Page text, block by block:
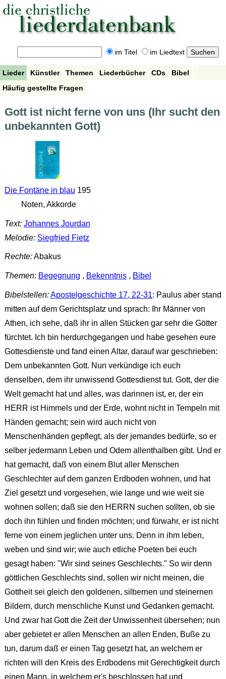
im Titel im Liedtext
Lieder Künstler Themen Liederbücher CDs
Bibel
Häufig gestellte Fragen
Gott ist nicht ferne von uns (Ihr sucht den
unbekannten Gott)
Die Fontäne in blau 195
Noten, Akkorde
Text: Johannes Jourdan
Melodie: Siegfried Fietz
Rechte:Abakus
Themen: Begegnung , Bekenntnis, Bibel
Bibelstellen:Apostelgeschichte 17, 22-31: Paulus aber stand
mitten auf dem Gerichtsplatz und sprach: Ihr Männer von
Athen, ich sehe, daß ihr in allen Stücken gar sehr die Götter
fürchtet. Ich bin herdurchgegangen und habe gesehen eure
Gottesdienste und fand einen Altar, darauf war geschrieben:
Dem unbekannten Gott. Nun verkündige ich euch
denselben, dem ihr unwissend Gottesdienst tut. Gott, der die
Welt gemacht hat und alles, was darinnen ist, er, der ein
HERR ist Himmels und der Erde, wohnt nicht in Tempeln mit
Händen gemacht; sein wird auch nicht von
Menschenhänden gepflegt, als der jemandes bedürfe, so er
selber jedermann Leben und Odem allenthalben gibt. Und er
hat gemacht, daß von einem Blut aller Menschen
Geschlechter auf dem ganzen Erdboden wohnen, und hat
Ziel gesetzt und vorgesehen, wie lange und wie weit sie
wohnen sollen; daß sie den HERRN suchen sollten, ob sie
doch ihn fühlen und finden möchten; und fürwahr, er ist nicht
ferne von einem jeglichen unter uns. Denn in ihm leben,
weben und sind wir; wie auch etliche Poeten bei euch
gesagt haben: "Wir sind seines Geschlechts." So wir denn
göttlichen Geschlechts sind, sollen wir nicht meinen, die
Gottheit sei gleich den goldenen, silbernen und steinernen
Bildern, durch menschliche Kunst und Gedanken gemacht.
Und zwar hat Gott die Zeit der Unwissenheit übersehen; nun
aber gebietet er allen Menschen an allen Enden, Buße zu
tun, darum daß er einen Tag gesetzt hat, an welchem er
richten will den Kreis des Erdbodens mit Gerechtigkeit durch
einen Mann, in welchem er's beschlossen hat und